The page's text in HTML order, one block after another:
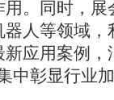
。同时，展
人等领域
应用案例，
中彰显行业